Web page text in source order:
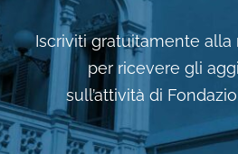
Iscriviti gratuitamente
per ricevere gli
sull’attività di